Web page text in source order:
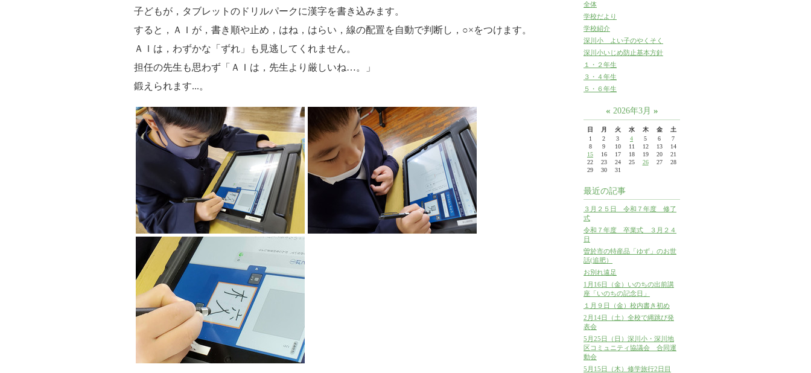
子どもが，タブレットのドリルパークに漢字を書き込みます。
すると，ＡＩが，書き順や止め，はね，はらい，線の配置を自動で判断し，○×をつけます。
ＡＩは，わずかな「ずれ」も見逃してくれません。
担任の先生も思わず「ＡＩは，先生より厳しいね…。」
鍛えられます...。
全体
学校だより
学校紹介
深川小 よい子のやくそく
深川小いじめ防止基本方針
１・２年生
３・４年生
５・６年生
« 2026年3月 »
日 月 火 水 木 金
土
1
2 3 4 5 6
7
8
9 10 11 12 13
14
15
16 17 18 19 20
21
22
23 24 25 26 27
28
29
30 31
最近の記事
３月２５日 令和７年度 修了
式
令和７年度 卒業式 ３月２４
日
曽於市の特産品「ゆず」のお世
話(追肥）
お別れ遠足
1月16日（金）いのちの出前講
座「いのちの記念日」
１月９日（金）校内書き初め
2月14日（土）全校で縄跳び発
表会
5月25日（日）深川小・深川地
区コミュニティ協議会 合同運
動会
5月15日（木）修学旅行2日目